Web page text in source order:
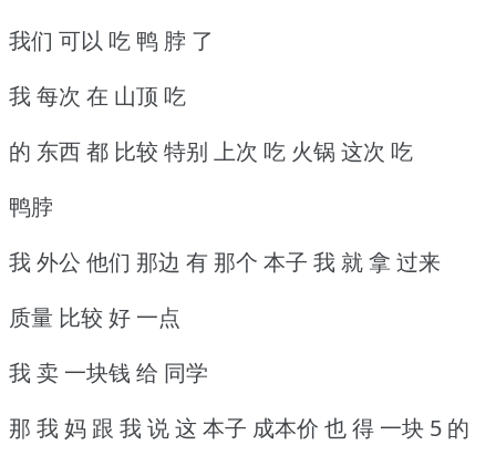
我们 可以 吃 鸭 脖 了
我 每次 在 山顶 吃
的 东西 都 比较 特别 上次 吃 火锅 这次 吃
鸭脖
我 外公 他们 那边 有 那个 本子 我 就 拿 过来
质量 比较 好 一点
我 卖 一块钱 给 同学
那 我 妈 跟 我 说 这 本子 成本价 也 得 一块 5 的